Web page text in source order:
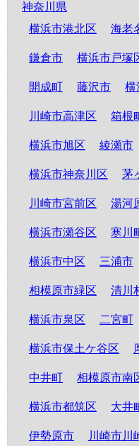
神奈川県
横浜市港北区
海老
鎌倉市 横浜市戸塚
開成町 藤沢市 横
川崎市高津区 箱根
横浜市旭区 綾瀬市
横浜市神奈川区 茅
川崎市宮前区 湯河
横浜市瀬谷区 寒川
横浜市中区 三浦市
相模原市緑区 清川
横浜市泉区 二宮町
横浜市保土ケ谷区
中井町 相模原市南
横浜市都筑区 大井
伊勢原市 川崎市川